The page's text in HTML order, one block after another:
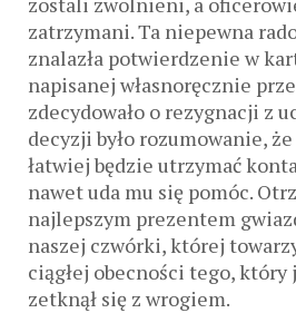
zatrzymani. Ta niepewna
znalazła potwierdzenie w
napisanej własnoręcznie
zdecydowało o rezygnacji z
decyzji było rozumowanie,
łatwiej będzie utrzymać
nawet uda mu się pomóc.
najlepszym prezentem
naszej czwórki, której
ciągłej obecności tego, który
zetknął się z wrogiem.